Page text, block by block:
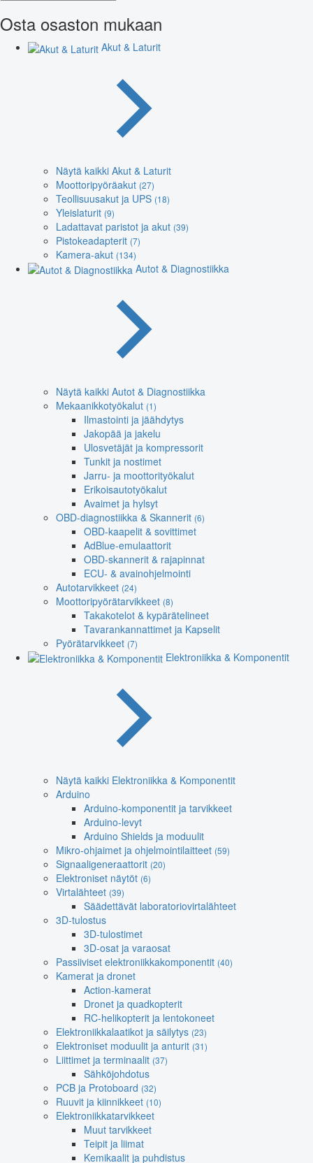
Osta osaston mukaan
Akut & Laturit
Näytä kaikki Akut & Laturit
Moottoripyöräakut (27)
Teollisuusakut ja UPS (18)
Yleislaturit (9)
Ladattavat paristot ja akut (39)
Pistokeadapterit (7)
Kamera-akut (134)
Autot & Diagnostiikka
Näytä kaikki Autot & Diagnostiikka
Mekaanikkotyökalut (1)
Ilmastointi ja jäähdytys
Jakopää ja jakelu
Ulosvetäjät ja kompressorit
Tunkit ja nostimet
Jarru- ja moottorityökalut
Erikoisautotyökalut
Avaimet ja hylsyt
OBD-diagnostiikka & Skannerit (6)
OBD-kaapelit & sovittimet
AdBlue-emulaattorit
OBD-skannerit & rajapinnat
ECU- & avainohjelmointi
Autotarvikkeet (24)
Moottoripyörätarvikkeet (8)
Takakotelot & kypärätelineet
Tavarankannattimet ja Kapselit
Pyörätarvikkeet (7)
Elektroniikka & Komponentit
Näytä kaikki Elektroniikka & Komponentit
Arduino
Arduino-komponentit ja tarvikkeet
Arduino-levyt
Arduino Shields ja moduulit
Mikro-ohjaimet ja ohjelmointilaitteet (59)
Signaaligeneraattorit (20)
Elektroniset näytöt (6)
Virtalähteet (39)
Säädettävät laboratoriovirtalähteet
3D-tulostus
3D-tulostimet
3D-osat ja varaosat
Passiiviset elektroniikkakomponentit (40)
Kamerat ja dronet
Action-kamerat
Dronet ja quadkopterit
RC-helikopterit ja lentokoneet
Elektroniikkalaatikot ja säilytys (23)
Elektroniset moduulit ja anturit (31)
Liittimet ja terminaalit (37)
Sähköjohdotus
PCB ja Protoboard (32)
Ruuvit ja kiinnikkeet (10)
Elektroniikkatarvikkeet
Muut tarvikkeet
Teipit ja liimat
Kemikaalit ja puhdistus